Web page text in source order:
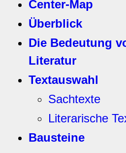
Center-Map
Überblick
Die Bedeutung
Literatur
Textauswahl
Sachtexte
Literarische
Bausteine